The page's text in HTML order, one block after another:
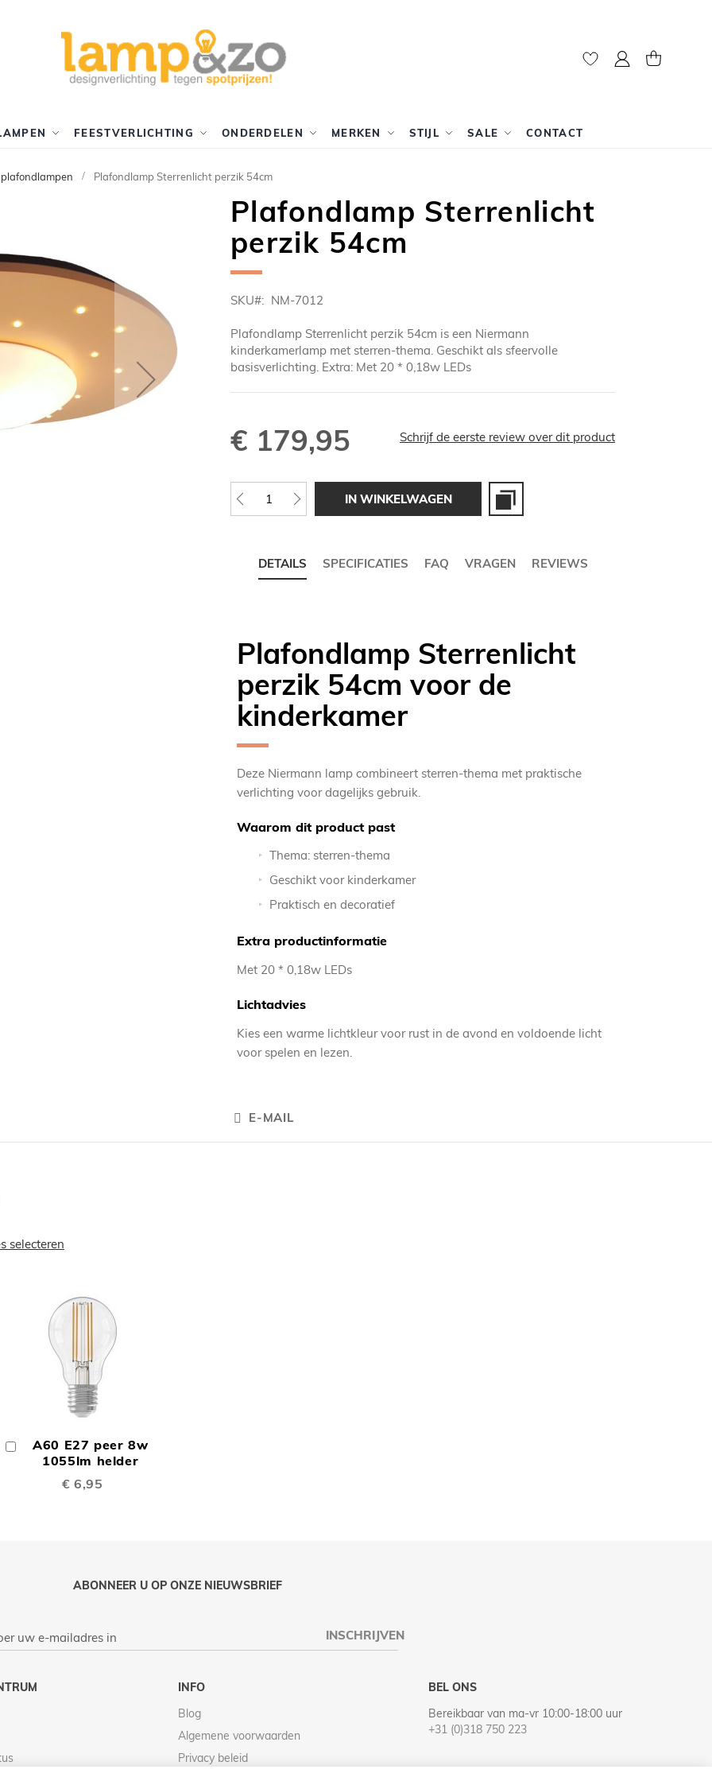
Mijn account
FEESTVERLICHTING ONDERDELEN MERKEN STIJL SALE CONTACT
Plafondlamp Sterrenlicht perzik 54cm
Plafondlamp Sterrenlicht
perzik 54cm
SKU NM-7012
Plafondlamp Sterrenlicht perzik 54cm is een Niermann
kinderkamerlamp met sterren-thema. Geschikt als sfeervolle
basisverlichting. Extra: Met 20 * 0,18w LEDs
€ 179,95 Schrijf de eerste review over dit product
IN WINKELWAGEN
DETAILS SPECIFICATIES FAQ VRAGEN REVIEWS
Plafondlamp Sterrenlicht
perzik 54cm voor de
kinderkamer
Deze Niermann lamp combineert sterren-thema met praktische
verlichting voor dagelijks gebruik.
Waarom dit product past
Thema: sterren-thema
Geschikt voor kinderkamer
Praktisch en decoratief
Extra productinformatie
Met 20 * 0,18w LEDs
Lichtadvies
Kies een warme lichtkleur voor rust in de avond en voldoende licht
voor spelen en lezen.
E-MAIL
selecteren
A60 E27 peer 8w
1055lm helder
€ 6,95
Winkelwagen
TE
ABONNEER U OP ONZE NIEUWSBRIEF
INSCHRIJVEN
INFO
Blog
Algemene voorwaarden
Privacy beleid
BEL ONS
Bereikbaar van ma-vr 10:00-18:00 uur
+31 (0)318 750 223